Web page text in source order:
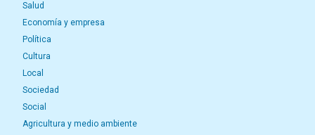
Salud
Economía y empresa
Política
Cultura
Local
Sociedad
Social
Agricultura y medio ambiente